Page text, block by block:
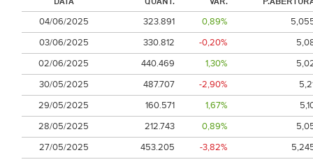
04/06/2025
323.891 0,89%
03/06/2025
330.812 -0,20%
02/06/2025
440.469 1,30%
30/05/2025
487.707 -2,90%
29/05/2025
160.571 1,67%
28/05/2025
212.743 0,89%
27/05/2025
453.205 -3,82%